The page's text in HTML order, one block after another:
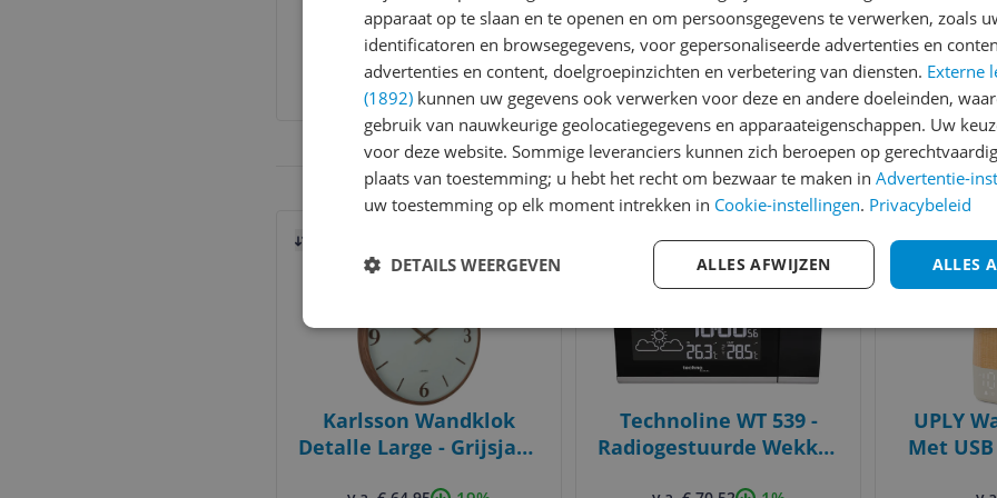
Bordeaux
v.a. € 46,86 -13%
3 prijzen
Ga naar goedkoopste
Small - Ø22cm - Bruin
v.a. € 45,90
3 prijzen
Ga naar goedkoopste
Ga
Gecontroleerde reviews Betrouwbare
Karlsson Wandklok
Detalle Large - Grijsjade
Vergelijken
Technoline WT 539 -
Radiogestuurde Wekker
Vergelijken
UPLY
Met
Bekijk product
apparaat op te slaan en te openen en om persoonsgegevens te verwerken, zoals
identificatoren en browsegegevens, voor gepersonaliseerde advertenties en
advertenties en content, doelgroepinzichten en verbetering van diensten. Externe
(1892) kunnen uw gegevens ook verwerken voor deze en andere doeleinden,
gebruik van nauwkeurige geolocatiegegevens en apparaateigenschappen. Uw
voor deze website. Sommige leveranciers kunnen zich beroepen op
plaats van toestemming; u hebt het recht om bezwaar te maken in Advertentie-
uw toestemming op elk moment intrekken in Cookie-instellingen. Privacybeleid
ALLES
ALLES AFWIJZEN
DETAILS WEERGEVEN